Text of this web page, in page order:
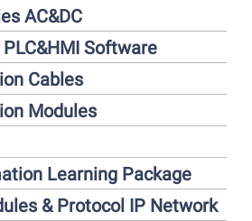
AC&DC
Software
Cables
Modules
Learning Package
& Protocol IP Network